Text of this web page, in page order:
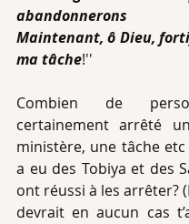
abandonnerons
Maintenant, ô Dieu,
ma tâche!''
Combien de
certainement arrêté
ministère, une tâche etc
a eu des Tobiya et des
ont réussi à les arrêter?
devrait en aucun cas